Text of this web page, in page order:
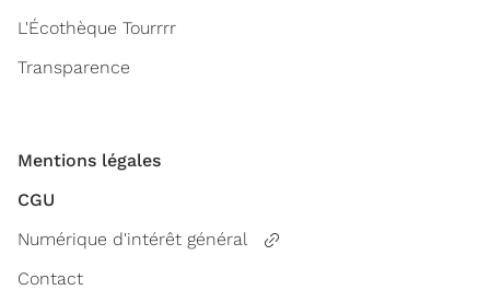
L'Écothèque Tourrrr
Transparence
Mentions légales
CGU
Numérique d'intérêt général
Contact